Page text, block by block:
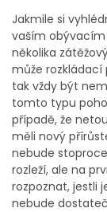
Jakmile si
vaším
několika
může rozkládací
tak vždy být
tomto typu
případě, že
měli nový
nebude
rozleží, ale na
rozpoznat, jestli
nebude